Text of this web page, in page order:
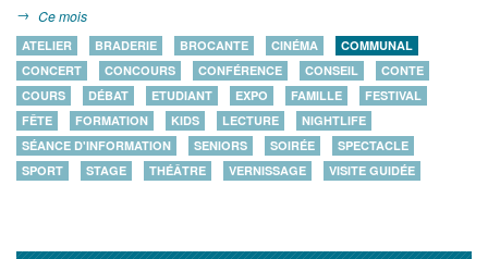
Ce mois
ATELIER BRADERIE BROCANTE CINÉMA
COMMUNAL
CONCERT
CONCOURS CONFÉRENCE CONSEIL
CONTE
COURS
DÉBAT ETUDIANT EXPO FAMILLE
FESTIVAL
FÊTE
FORMATION KIDS LECTURE
NIGHTLIFE
SÉANCE D'INFORMATION
SENIORS SOIRÉE
SPECTACLE
SPORT
STAGE THÉÂTRE VERNISSAGE VISITE GUIDÉE